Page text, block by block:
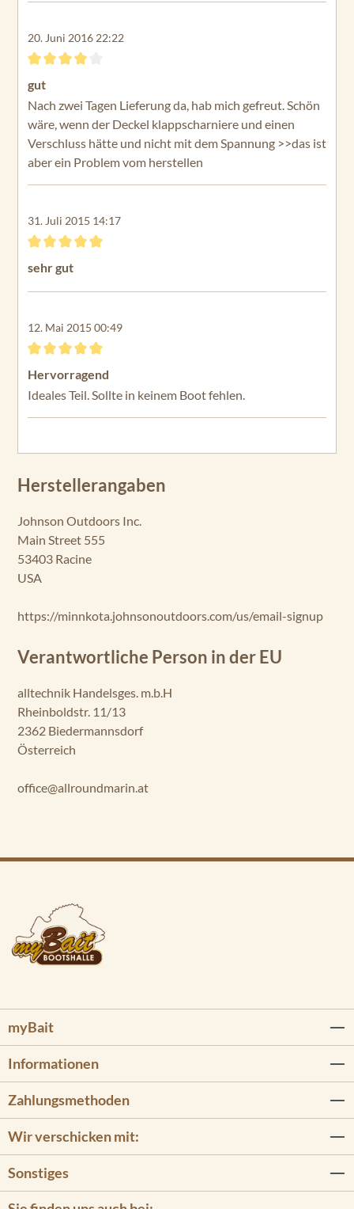
20. Juni 2016 22:22
Bewertung mit 4 von 5 Sternen
gut
Nach zwei Tagen Lieferung da, hab mich gefreut. Schön
wäre, wenn der Deckel klappscharniere und einen
Verschluss hätte und nicht mit dem Spannung >>das ist
aber ein Problem vom herstellen
31. Juli 2015 14:17
Bewertung mit 5 von 5 Sternen
sehr gut
12. Mai 2015 00:49
Bewertung mit 5 von 5 Sternen
Hervorragend
Ideales Teil. Sollte in keinem Boot fehlen.
Herstellerangaben
Johnson Outdoors Inc.
Main Street 555
53403 Racine
USA
https://minnkota.johnsonoutdoors.com/us/email-signup
Verantwortliche Person in der EU
alltechnik Handelsges. m.b.H
Rheinboldstr. 11/13
2362 Biedermannsdorf
Österreich
office@allroundmarin.at
myBait
Informationen
Zahlungsmethoden
Wir verschicken mit:
Sonstiges